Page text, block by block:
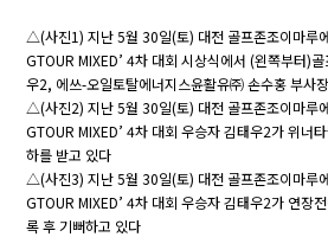
△(사진1) 지난 5월 30일(토) 대전 골프존조이마루
GTOUR MIXED’ 4차 대회 시상식에서 (왼쪽부터)
우2, 에쓰-오일토탈에너지스윤활유㈜ 손수홍 부사
△(사진2) 지난 5월 30일(토) 대전 골프존조이마루
GTOUR MIXED’ 4차 대회 우승자 김태우2가 위너
하를 받고 있다
△(사진3) 지난 5월 30일(토) 대전 골프존조이마루
GTOUR MIXED’ 4차 대회 우승자 김태우2가 연장
록 후 기뻐하고 있다